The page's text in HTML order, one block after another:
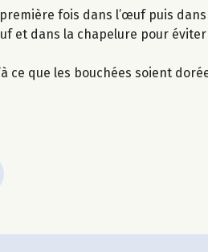
fois dans l’œuf puis
et dans la chapelure pour
ce que les bouchées soient